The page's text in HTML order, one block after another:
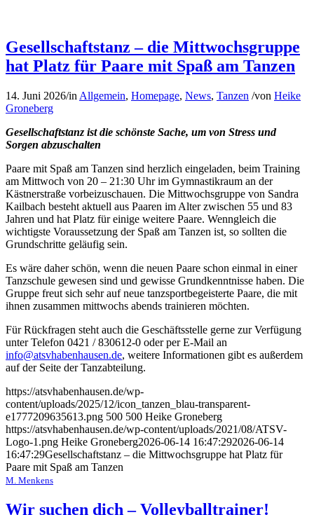
Gesellschaftstanz – die Mittwochsgruppe
hat Platz für Paare mit Spaß am Tanzen
14. Juni 2026/in Allgemein, Homepage, News, Tanzen /von Heike
Groneberg
Gesellschaftstanz ist die schönste Sache, um von Stress und
Sorgen abzuschalten
Paare mit Spaß am Tanzen sind herzlich eingeladen, beim Training
am Mittwoch von 20 – 21:30 Uhr im Gymnastikraum an der
Kästnerstraße vorbeizuschauen. Die Mittwochsgruppe von Sandra
Kailbach besteht aktuell aus Paaren im Alter zwischen 55 und 83
Jahren und hat Platz für einige weitere Paare. Wenngleich die
wichtigste Voraussetzung der Spaß am Tanzen ist, so sollten die
Grundschritte geläufig sein.
Es wäre daher schön, wenn die neuen Paare schon einmal in einer
Tanzschule gewesen sind und gewisse Grundkenntnisse haben. Die
Gruppe freut sich sehr auf neue tanzsportbegeisterte Paare, die mit
ihnen zusammen mittwochs abends trainieren möchten.
Für Rückfragen steht auch die Geschäftsstelle gerne zur Verfügung
unter Telefon 0421 / 830612-0 oder per E-Mail an
info@atsvhabenhausen.de, weitere Informationen gibt es außerdem
auf der Seite der Tanzabteilung.
https://atsvhabenhausen.de/wp-
content/uploads/2025/12/icon_tanzen_blau-transparent-
e1777209635613.png 500 500 Heike Groneberg
https://atsvhabenhausen.de/wp-content/uploads/2021/08/ATSV-
Logo-1.png Heike Groneberg2026-06-14 16:47:292026-06-14
16:47:29Gesellschaftstanz – die Mittwochsgruppe hat Platz für
Paare mit Spaß am Tanzen
M. Menkens
Wir suchen dich – Volleyballtrainer!